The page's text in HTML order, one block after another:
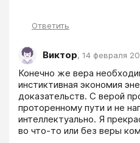
Ответить
Виктор, 14 февраля
Конечно же вера
инстиктивная экономия
доказательств. С верой
проторенному пути и не
интеллектуально. Я
во что-то или без веры